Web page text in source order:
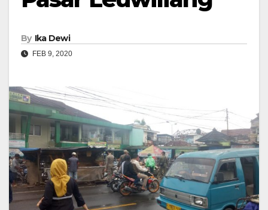
By Ika Dewi
FEB 9, 2020